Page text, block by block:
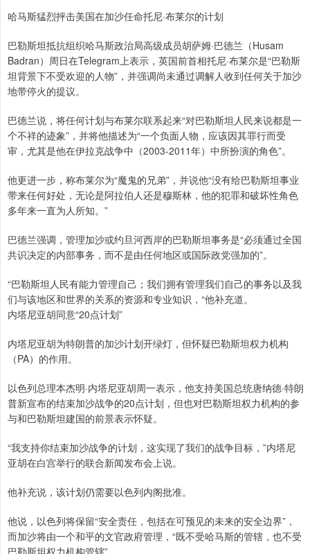
哈马斯猛烈抨击美国在加沙任命托尼·布莱尔的计划
巴勒斯坦抵抗组织哈马斯政治局高级成员胡萨姆·巴德兰（Husam
Badran）周日在Telegram上表示，英国前首相托尼·布莱尔是“巴勒斯
坦背景下不受欢迎的人物”，并强调尚未通过调解人收到任何关于加沙
地带停火的提议。
巴德兰说，将任何计划与布莱尔联系起来“对巴勒斯坦人民来说都是一
个不祥的迹象”，并将他描述为“一个负面人物，应该因其罪行而受
审，尤其是他在伊拉克战争中（2003-2011年）中所扮演的角色”。
他更进一步，称布莱尔为“魔鬼的兄弟”，并说他“没有给巴勒斯坦事业
带来任何好处，无论是阿拉伯人还是穆斯林，他的犯罪和破坏性角色
多年来一直为人所知。”
巴德兰强调，管理加沙或约旦河西岸的巴勒斯坦事务是“必须通过全国
共识决定的内部事务，而不是由任何地区或国际政党强加的”。
“巴勒斯坦人民有能力管理自己；我们拥有管理我们自己的事务以及我
们与该地区和世界的关系的资源和专业知识，“他补充道。
内塔尼亚胡同意“20点计划”
内塔尼亚胡为特朗普的加沙计划开绿灯，但怀疑巴勒斯坦权力机构
（PA）的作用。
以色列总理本杰明·内塔尼亚胡周一表示，他支持美国总统唐纳德·特朗
普新宣布的结束加沙战争的20点计划，但也对巴勒斯坦权力机构的参
与和巴勒斯坦建国的前景表示怀疑。
“我支持你结束加沙战争的计划，这实现了我们的战争目标，”内塔尼
亚胡在白宫举行的联合新闻发布会上说。
他补充说，该计划仍需要以色列内阁批准。
他说，以色列将保留“安全责任，包括在可预见的未来的安全边界”，
而加沙将由一个和平的文官政府管理，“既不受哈马斯的管辖，也不受